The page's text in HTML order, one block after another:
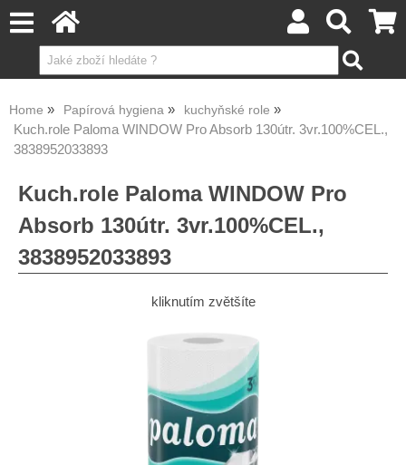
Home Papírová hygiena kuchyňské role
Kuch.role Paloma WINDOW Pro Absorb 130útr. 3vr.100%CEL.,
3838952033893
Kuch.role Paloma WINDOW Pro
Absorb 130útr. 3vr.100%CEL.,
3838952033893
kliknutím zvětšíte